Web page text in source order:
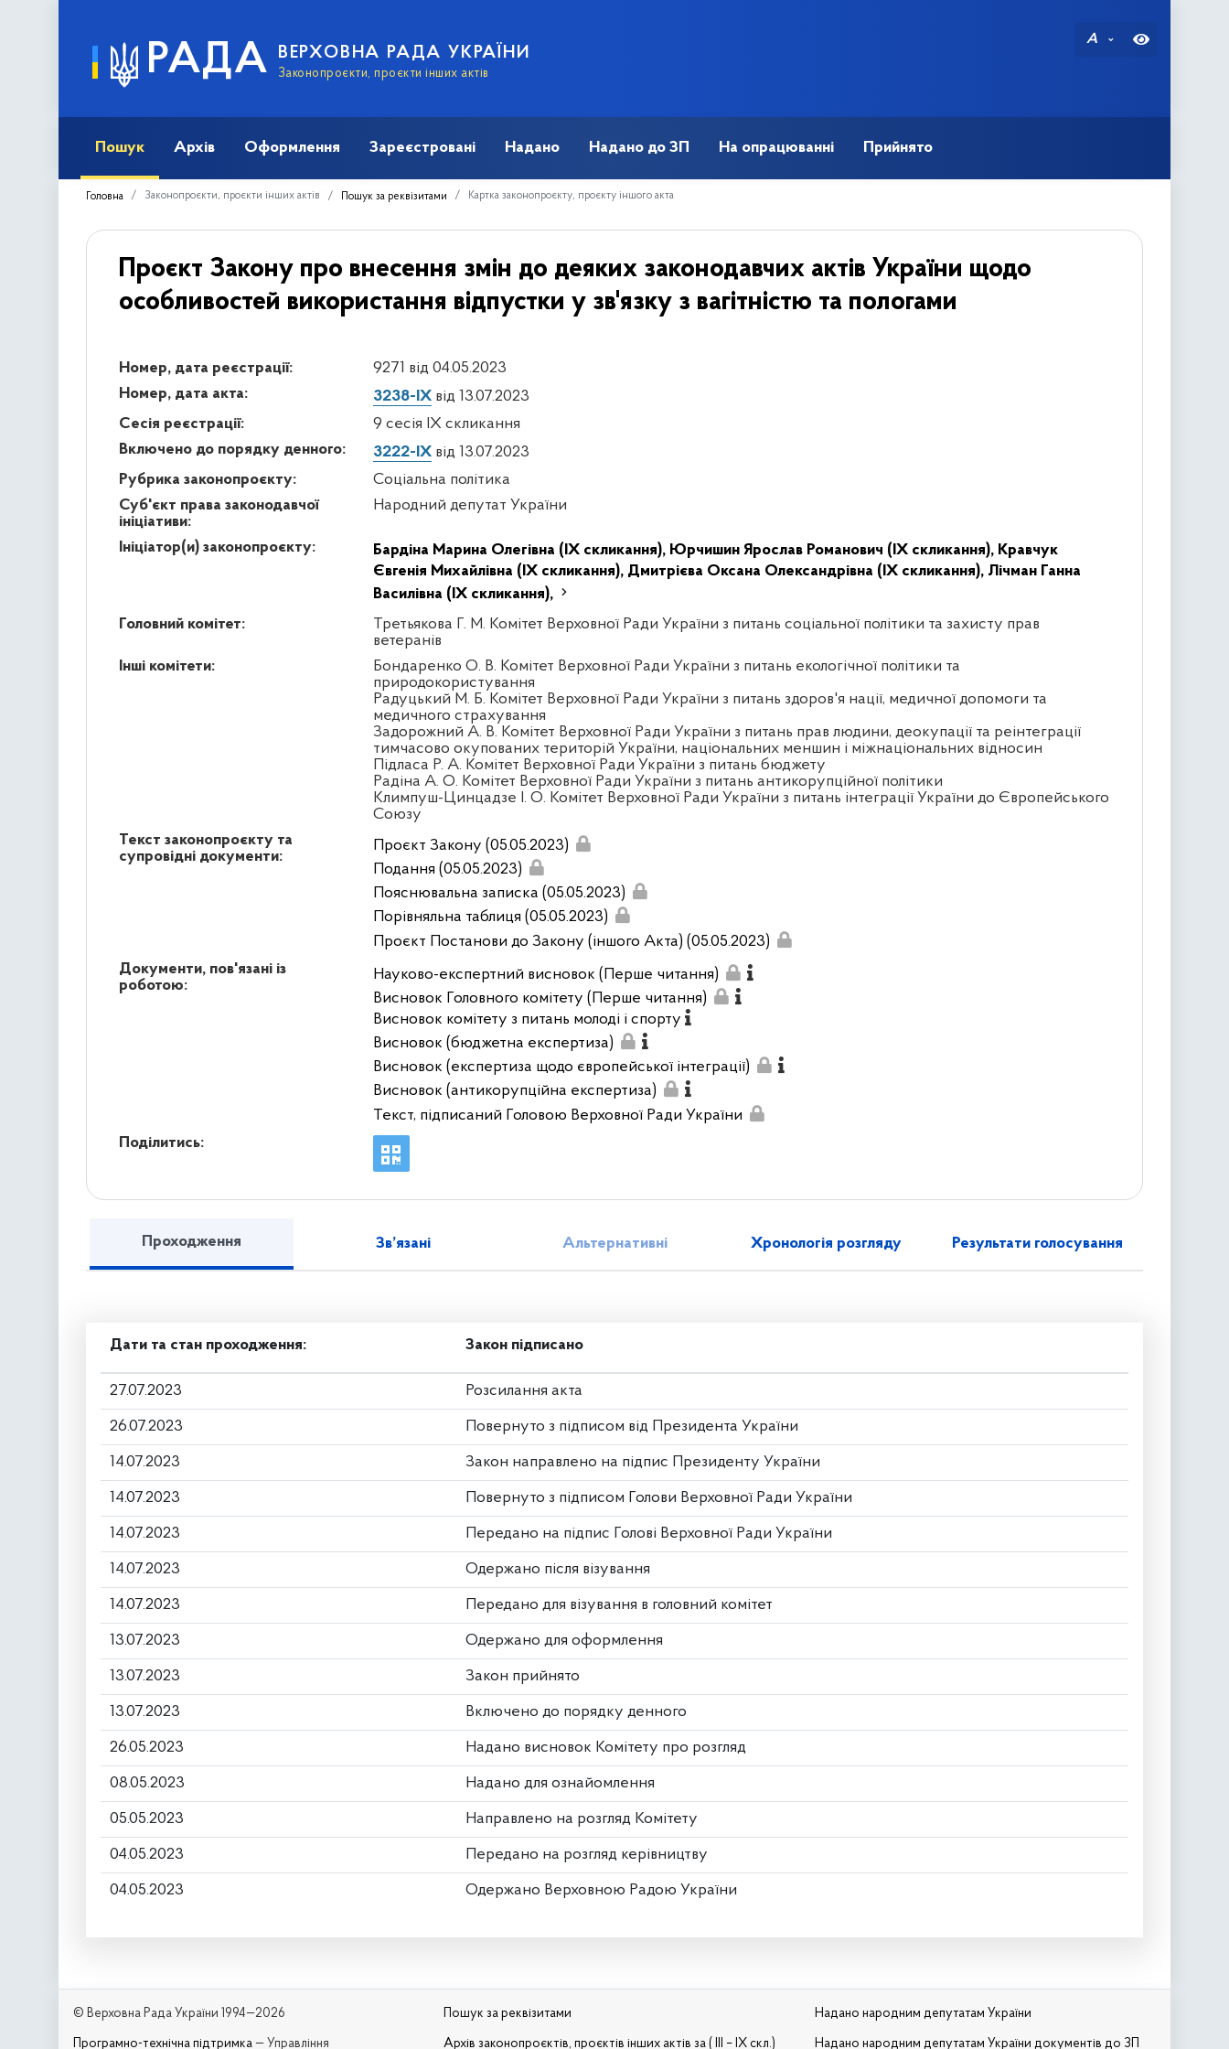
РАДА ВЕРХОВНА РАДА УКРАЇНИ
Законопроєкти, проєкти інших актів
A
Пошук Архів Оформлення Зареєстровані Надано Надано до ЗП На опрацюванні Прийнято
Головна Законопроєкти, проєкти інших актів Пошук за реквізитами Картка законопроєкту, проєкту іншого акта
Проєкт Закону про внесення змін до деяких законодавчих актів України щодо
особливостей використання відпустки у зв'язку з вагітністю та пологами
Номер, дата реєстрації:
9271 від 04.05.2023
Номер, дата акта:
3238-IX від 13.07.2023
Сесія реєстрації:
9 сесія IX скликання
Включено до порядку денного:
3222-IX від 13.07.2023
Рубрика законопроєкту:
Соціальна політика
Суб'єкт права законодавчої
ініціативи:
Народний депутат України
Ініціатор(и) законопроєкту: Бардіна Марина Олегівна (IX скликання), Юрчишин Ярослав Романович (IX скликання), Кравчук
Євгенія Михайлівна (IX скликання), Дмитрієва Оксана Олександрівна (IX скликання), Лічман Ганна
Василівна (IX скликання),
Головний комітет:
Третьякова Г. М. Комітет Верховної Ради України з питань соціальної політики та захисту прав
ветеранів
Інші комітети:
Бондаренко О. В. Комітет Верховної Ради України з питань екологічної політики та
природокористування
Радуцький М. Б. Комітет Верховної Ради України з питань здоров'я нації, медичної допомоги та
медичного страхування
Задорожний А. В. Комітет Верховної Ради України з питань прав людини, деокупації та реінтеграції
тимчасово окупованих територій України, національних меншин і міжнаціональних відносин
Підласа Р. А. Комітет Верховної Ради України з питань бюджету
Радіна А. О. Комітет Верховної Ради України з питань антикорупційної політики
Климпуш-Цинцадзе І. О. Комітет Верховної Ради України з питань інтеграції України до Європейського
Союзу
Текст законопроєкту та
супровідні документи:
Проєкт Закону (05.05.2023)
Подання (05.05.2023)
Пояснювальна записка (05.05.2023)
Порівняльна таблиця (05.05.2023)
Проєкт Постанови до Закону (іншого Акта) (05.05.2023)
Документи, пов'язані із
роботою:
Науково-експертний висновок (Перше читання)
Висновок Головного комітету (Перше читання)
Висновок комітету з питань молоді і спорту
Висновок (бюджетна експертиза)
Висновок (експертиза щодо європейської інтеграції)
Висновок (антикорупційна експертиза)
Текст, підписаний Головою Верховної Ради України
Поділитись:
Проходження Зв’язані Альтернативні Хронологія розгляду Результати голосування
Дати та стан проходження: Закон підписано
27.07.2023 Розсилання акта
26.07.2023 Повернуто з підписом від Президента України
14.07.2023 Закон направлено на підпис Президенту України
14.07.2023 Повернуто з підписом Голови Верховної Ради України
14.07.2023 Передано на підпис Голові Верховної Ради України
14.07.2023 Одержано після візування
14.07.2023 Передано для візування в головний комітет
13.07.2023 Одержано для оформлення
13.07.2023 Закон прийнято
13.07.2023 Включено до порядку денного
26.05.2023 Надано висновок Комітету про розгляд
08.05.2023 Надано для ознайомлення
05.05.2023 Направлено на розгляд Комітету
04.05.2023 Передано на розгляд керівництву
04.05.2023 Одержано Верховною Радою України
© Верховна Рада України 1994—2026
Програмно-технічна підтримка — Управління
Пошук за реквізитами
Архів законопроєктів, проєктів інших актів за ( III – IX скл.)
Надано народним депутатам України
Надано народним депутатам України документів до ЗП